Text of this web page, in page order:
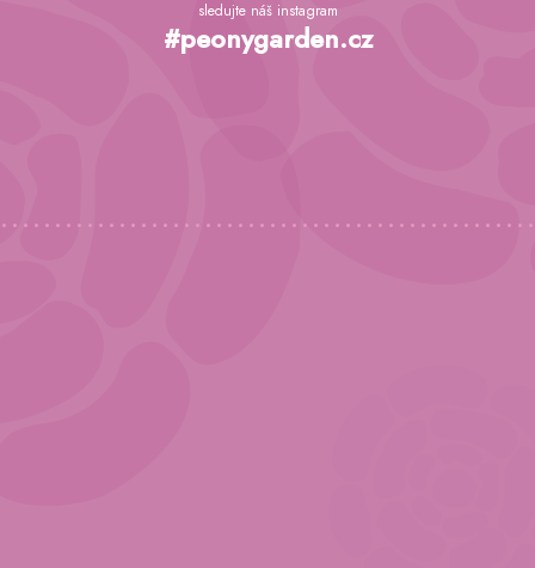
sledujte náš instagram
#peonygarden.cz